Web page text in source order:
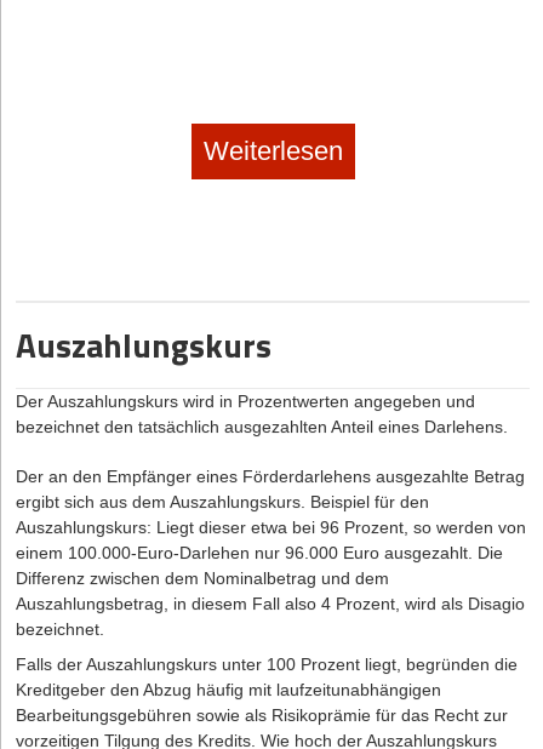
Weiterlesen
Auszahlungskurs
Der Auszahlungskurs wird in Prozentwerten angegeben und
bezeichnet den tatsächlich ausgezahlten Anteil eines Darlehens.
Der an den Empfänger eines Förderdarlehens ausgezahlte Betrag
ergibt sich aus dem Auszahlungskurs. Beispiel für den
Auszahlungskurs: Liegt dieser etwa bei 96 Prozent, so werden von
einem 100.000-Euro-Darlehen nur 96.000 Euro ausgezahlt. Die
Differenz zwischen dem Nominalbetrag und dem
Auszahlungsbetrag, in diesem Fall also 4 Prozent, wird als Disagio
bezeichnet.
Falls der Auszahlungskurs unter 100 Prozent liegt, begründen die
Kreditgeber den Abzug häufig mit laufzeitunabhängigen
Bearbeitungsgebühren sowie als Risikoprämie für das Recht zur
vorzeitigen Tilgung des Kredits. Wie hoch der Auszahlungskurs